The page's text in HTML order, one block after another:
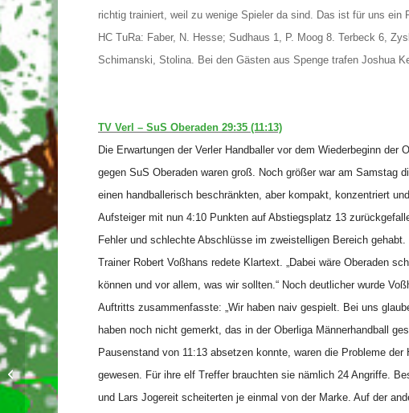
richtig trainiert, weil zu wenige Spieler da sind. Das ist für uns ein
HC TuRa: Faber, N. Hesse; Sudhaus 1, P. Moog 8. Terbeck 6,
Schimanski, Stolina. Bei den Gästen aus Spenge trafen Joshua
TV Verl – SuS Oberaden 29:35 (11:13)
Die Erwartungen der Verler Handballer vor dem Wiederbeginn der
gegen SuS Oberaden waren groß. Noch größer war am Samstag
einen handballerisch beschränkten, aber kompakt, konzentriert
Aufsteiger mit nun 4:10 Punkten auf Abstiegsplatz 13
Fehler und schlechte Abschlüsse im zweistelligen Bereich
Trainer Robert Voßhans redete Klartext. „Dabei wäre Oberaden
können und vor allem, was wir sollten.“ Noch deutlicher wurde
Auftritts zusammenfasste: „Wir haben naiv gespielt. Bei uns
haben noch nicht gemerkt, das in der Oberliga Männerhandball
Pausenstand von 11:13 absetzen konnte, waren die Probleme
gewesen. Für ihre elf Treffer brauchten sie nämlich 24 Angriffe.
und Lars Jogereit scheiterten je einmal von der Marke. Auf der
Bericht VfL 1. Herren – Ahlener SG 2